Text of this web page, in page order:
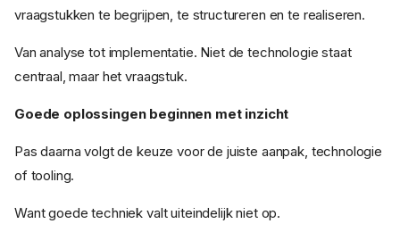
vraagstukken te begrijpen, te structureren en te realiseren.
Van analyse tot implementatie. Niet de technologie staat
centraal, maar het vraagstuk.
Goede oplossingen beginnen met inzicht
Pas daarna volgt de keuze voor de juiste aanpak, technologie
of tooling.
Want goede techniek valt uiteindelijk niet op.